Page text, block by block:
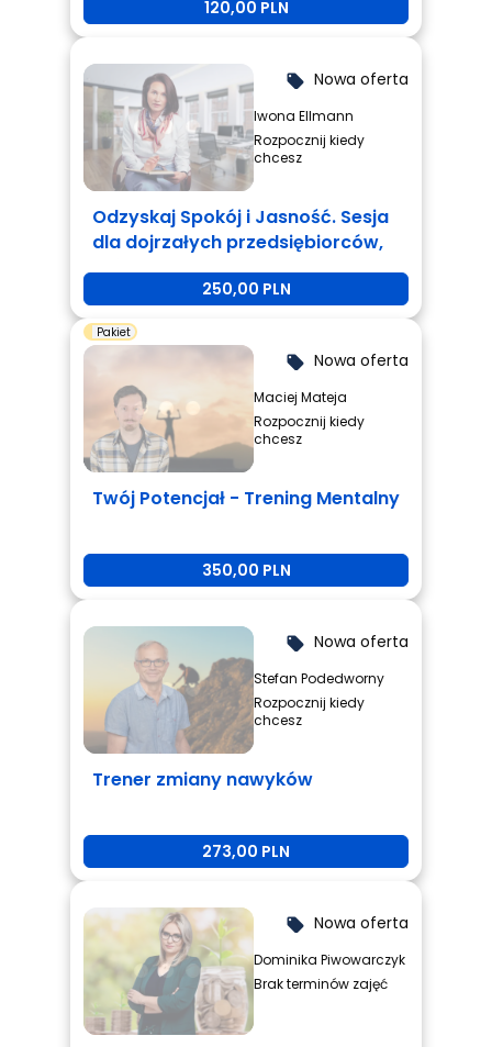
120,00 PLN
local_offer Nowa oferta
Iwona Ellmann
Rozpocznij kiedy
chcesz
Odzyskaj Spokój i Jasność. Sesja
dla dojrzałych przedsiębiorców,
którzy są zmęczeni i potrzebują
250,00 PLN
Pakiet
local_offer Nowa oferta
Maciej Mateja
Rozpocznij kiedy
chcesz
Twój Potencjał - Trening Mentalny
350,00 PLN
local_offer Nowa oferta
Stefan Podedworny
Rozpocznij kiedy
chcesz
Trener zmiany nawyków
273,00 PLN
local_offer Nowa oferta
Dominika Piwowarczyk
Brak terminów zajęć